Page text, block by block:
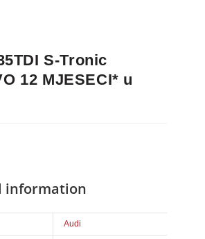
S-Tronic
12 MJESECI* u
information
Audi